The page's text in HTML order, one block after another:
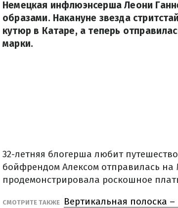
Немецкая инфлюэнсерша Леони
образами. Накануне звезда
кутюр в Катаре, а теперь
марки.
32-летняя блогерша любит
бойфрендом Алексом отправилась
продемонстрировала роскошное
СМОТРИТЕ ТАКЖЕ
Вертикальная полоска